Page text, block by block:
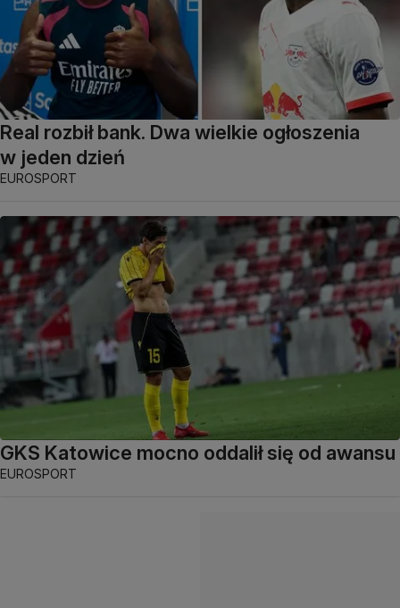
Real rozbił bank. Dwa wielkie ogłoszenia
w jeden dzień
EUROSPORT
GKS Katowice mocno oddalił się od awansu
EUROSPORT